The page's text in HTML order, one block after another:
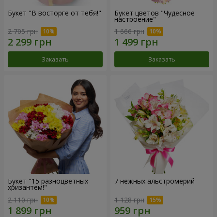
Букет "В восторге от тебя!"
2 705 грн
Заказать
Букет цветов "Чудесное
настроение"
1 666 грн
Заказать
Букет "15 разноцветных
хризантем!"
2 110 грн
7 нежных альстромерий
1 128 грн